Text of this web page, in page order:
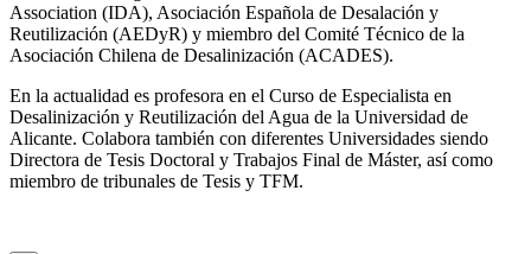
Association (IDA), Asociación Española de Desalación y
Reutilización (AEDyR) y miembro del Comité Técnico de la
Asociación Chilena de Desalinización (ACADES).
En la actualidad es profesora en el Curso de Especialista en
Desalinización y Reutilización del Agua de la Universidad de
Alicante. Colabora también con diferentes Universidades siendo
Directora de Tesis Doctoral y Trabajos Final de Máster, así como
miembro de tribunales de Tesis y TFM.